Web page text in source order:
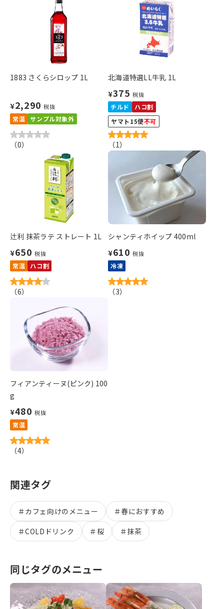
1883 さくらシロップ 1L
¥2,290 税抜
常温 サンプル対象外
（0）
北海道特選LL牛乳 1L
¥375 税抜
チルド
ハコ割
ヤマト15便不可
（1）
辻利 抹茶ラテ ストレート 1L
¥650 税抜
常温 ハコ割
（6）
シャンティホイップ 400ml
¥610 税抜
冷凍
（3）
フィアンティーヌ(ピンク) 100
g
¥480 税抜
常温
（4）
関連タグ
＃カフェ向けのメニュー ＃春におすすめ
＃COLDドリンク ＃桜 ＃抹茶
同じタグのメニュー